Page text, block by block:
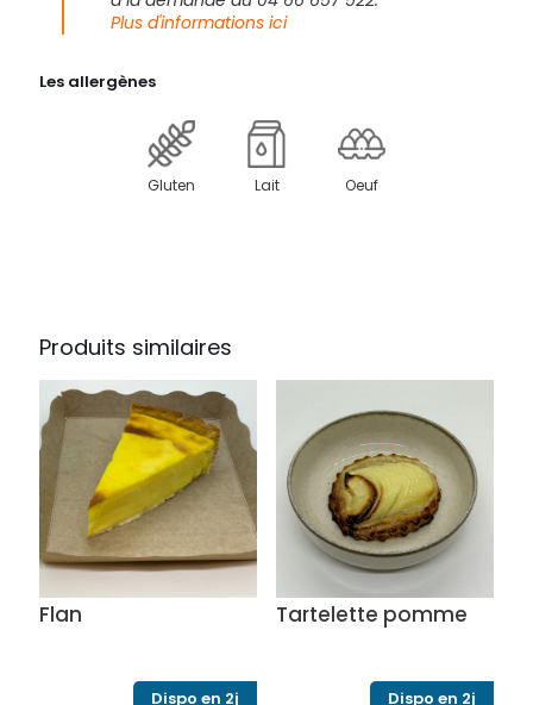
Plus d'informations ici
Les allergènes
Gluten Lait Oeuf
Produits similaires
Flan
Dispo en 2j
Tartelette pomme
Dispo en 2j